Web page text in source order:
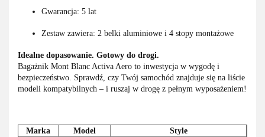
Gwarancja: 5 lat
Zestaw zawiera: 2 belki aluminiowe i 4 stopy montażowe
Idealne dopasowanie. Gotowy do drogi.
Bagażnik Mont Blanc Activa Aero to inwestycja w wygodę i
bezpieczeństwo. Sprawdź, czy Twój samochód znajduje się na liście
modeli kompatybilnych – i ruszaj w drogę z pełnym wyposażeniem!
Marka Model
Style